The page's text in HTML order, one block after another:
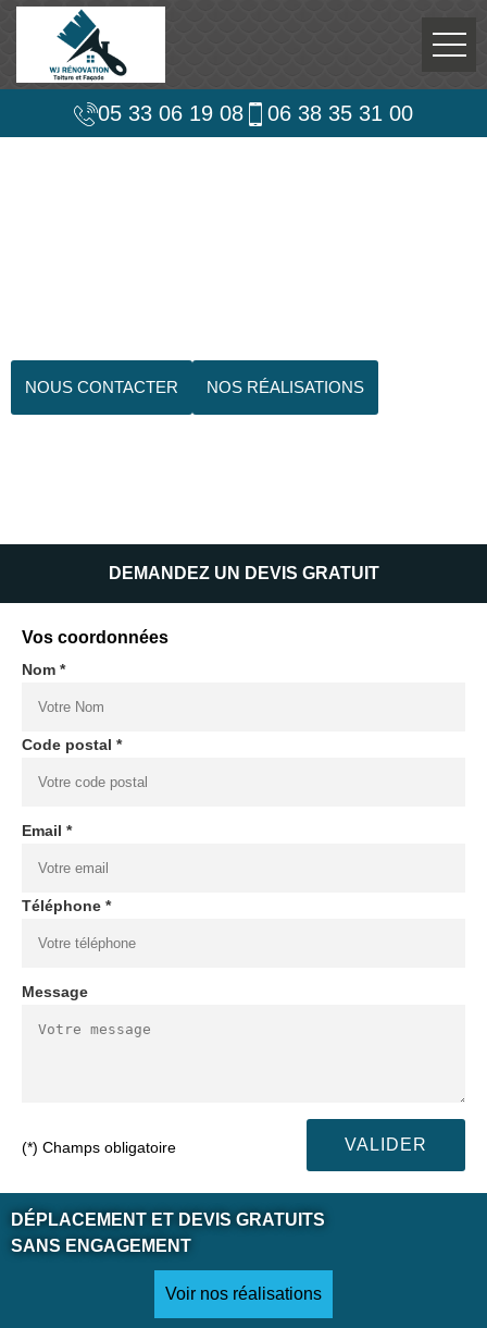
05 33 06 19 08 06 38 35 31 00
NOUS CONTACTER NOS RÉALISATIONS
DEMANDEZ UN DEVIS GRATUIT
Vos coordonnées
Nom *
Code postal *
Email *
Téléphone *
Message
(*) Champs obligatoire
DÉPLACEMENT ET DEVIS GRATUITS
SANS ENGAGEMENT
Voir nos réalisations